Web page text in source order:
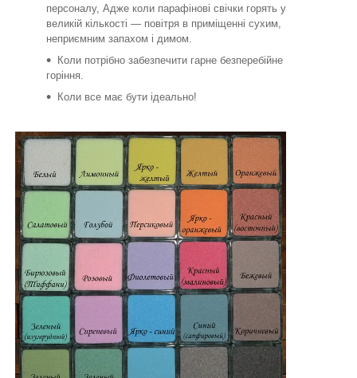
персоналу, Адже коли парафінові свічки горять у
великій кількості — повітря в приміщенні сухим,
неприємним запахом і димом.
Коли потрібно забезпечити гарне безперебійне
горіння.
Коли все має бути ідеально!